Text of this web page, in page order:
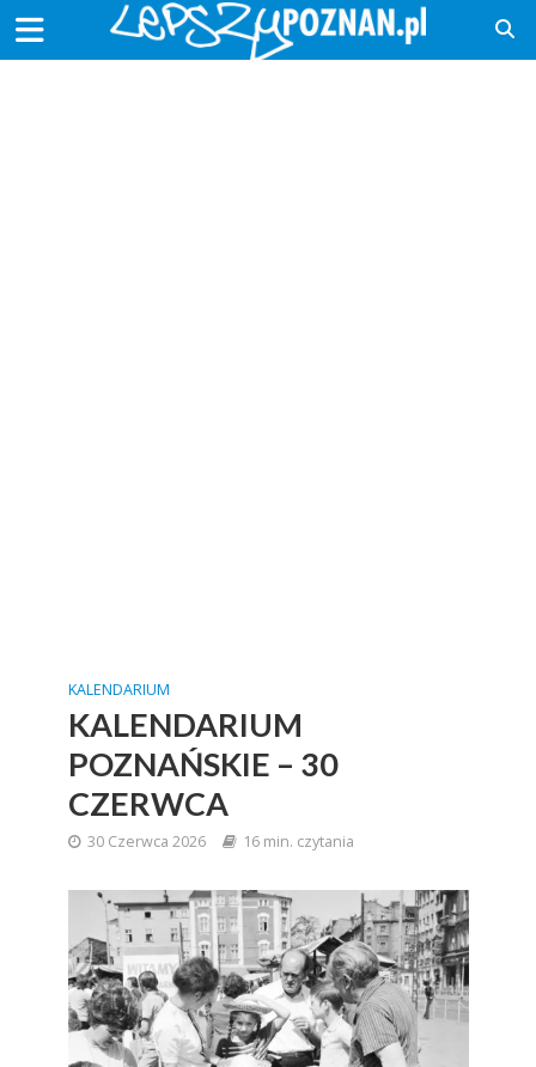
KALENDARIUM
KALENDARIUM
POZNAŃSKIE – 30
CZERWCA
30 Czerwca 2026 16 min. czytania